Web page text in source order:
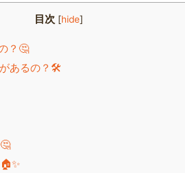
目次 [hide]
？🤔
あるの？🛠️